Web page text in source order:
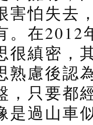
害怕失去
。在2012
很縝密，
熟慮後認
，只要都
是過山車